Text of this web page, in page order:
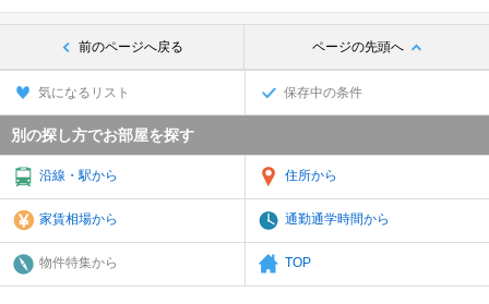
前のページへ戻る ページの先頭へ
気になるリスト 保存中の条件
別の探し方でお部屋を探す
沿線・駅から 住所から
家賃相場から 通勤通学時間から
物件特集から TOP